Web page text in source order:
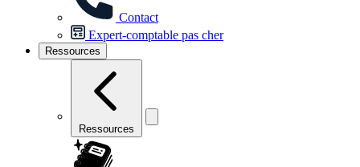
Contact
Expert-comptable pas cher
Ressources
Ressources